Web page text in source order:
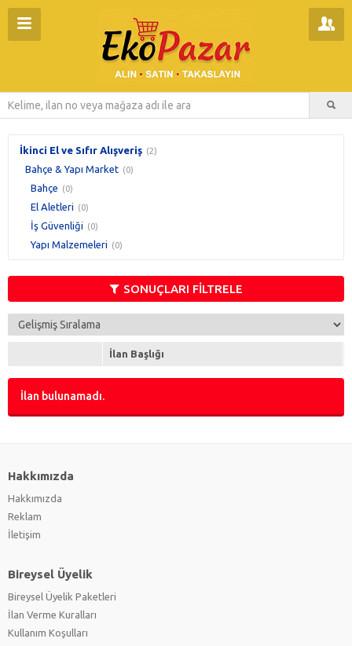
İkinci El ve Sıfır Alışveriş (2)
Bahçe & Yapı Market (0)
Bahçe (0)
El Aletleri (0)
İş Güvenliği (0)
Yapı Malzemeleri (0)
SONUÇLARI FİLTRELE
İlan Başlığı
İlan bulunamadı.
Hakkımızda
Hakkımızda
Reklam
İletişim
Bireysel Üyelik
Bireysel Üyelik Paketleri
İlan Verme Kuralları
Kullanım Koşulları